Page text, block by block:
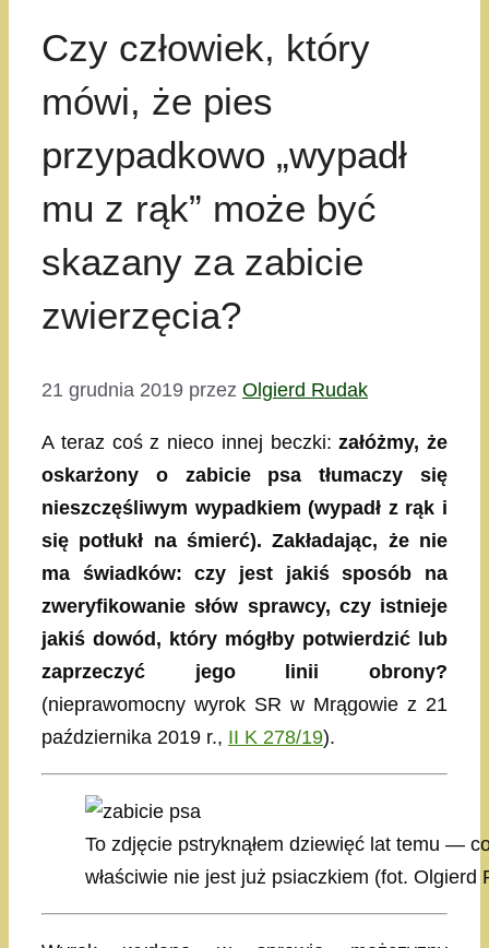
Czy człowiek, który
mówi, że pies
przypadkowo „wypadł
mu z rąk” może być
skazany za zabicie
zwierzęcia?
21 grudnia 2019 przez Olgierd Rudak
A teraz coś z nieco innej beczki:załóżmy, że
oskarżony o zabicie psa tłumaczy się
nieszczęśliwym wypadkiem (wypadł z rąk i
się potłukł na śmierć). Zakładając, że nie
ma świadków: czy jest jakiś sposób na
zweryfikowanie słów sprawcy, czy istnieje
jakiś dowód, który mógłby potwierdzić lub
zaprzeczyć jego linii obrony?
(nieprawomocny wyrok SR w Mrągowie z 21
października 2019 r., II K 278/19).
To zdjęcie pstryknąłem dziewięć lat temu —
właściwie nie jest już psiaczkiem (fot. Olgierd